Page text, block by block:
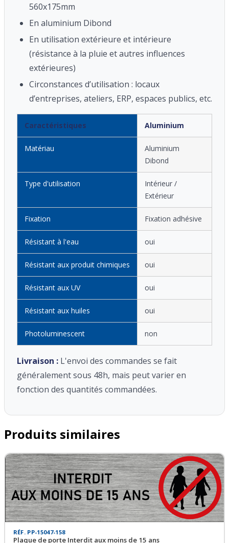
560x175mm
En aluminium Dibond
En utilisation extérieure et intérieure
(résistance à la pluie et autres influences
extérieures)
Circonstances d’utilisation : locaux
d’entreprises, ateliers, ERP, espaces publics, etc.
Caractéristiques Aluminium
Matériau
Aluminium
Dibond
Type d'utilisation
Intérieur /
Extérieur
Fixation Fixation adhésive
Résistant à l'eau oui
Résistant aux produit chimiques oui
Résistant aux UV oui
Résistant aux huiles oui
Photoluminescent non
Livraison : L'envoi des commandes se fait
généralement sous 48h, mais peut varier en
fonction des quantités commandées.
Produits similaires
RÉF. PP-15047-158
Plaque de porte Interdit aux moins de 15 ans